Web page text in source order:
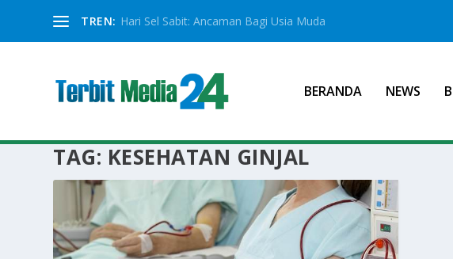
TREN: Hari Sel Sabit: Ancaman Bagi Usia Muda
BERANDA NEWS
TAG: KESEHATAN GINJAL